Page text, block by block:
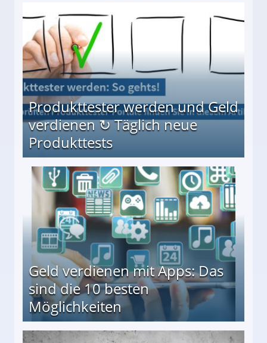
Produkttester werden und Geld
verdienen ↻ Täglich neue
Produkttests
↻ Täglich neue Produkttests
Geld verdienen mit Apps: Das
sind die 10 besten
Möglichkeiten
besten Möglichkeiten